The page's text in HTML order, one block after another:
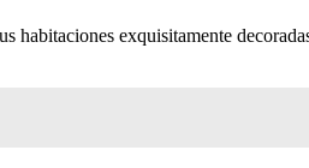
exquisitamente